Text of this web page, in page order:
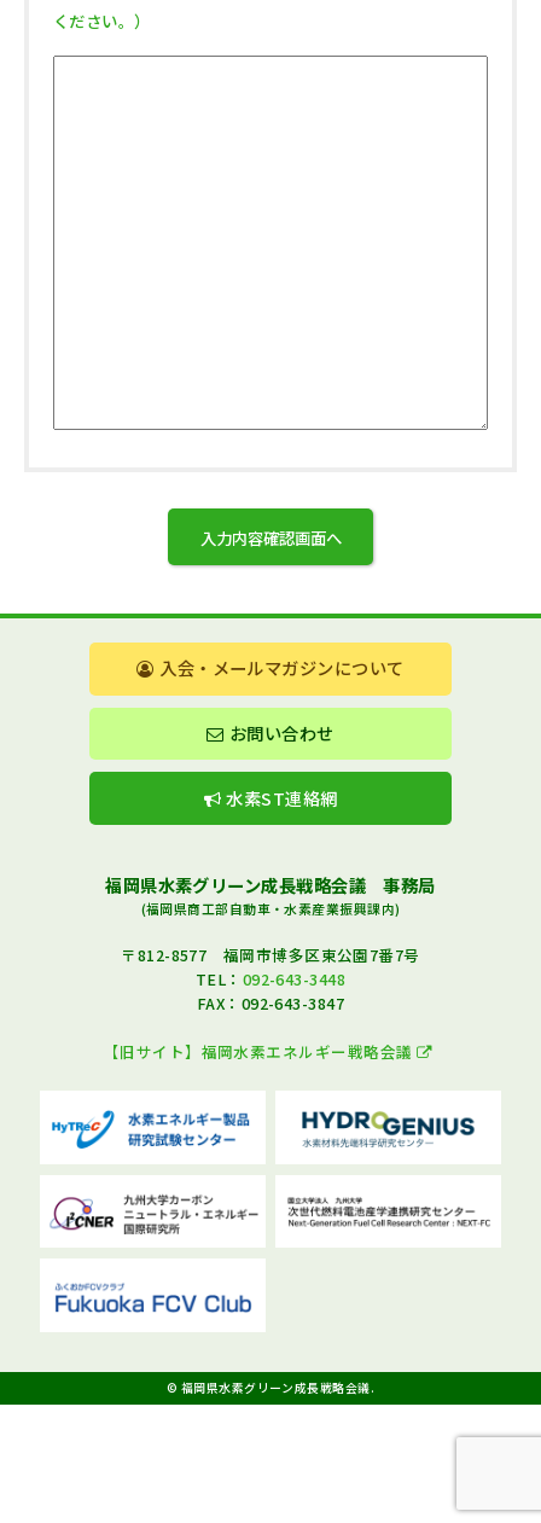
ください。）
入会・メールマガジンについて
お問い合わせ
水素ST連絡網
福岡県水素グリーン成長戦略会議 事務局
(福岡県商工部自動車・水素産業振興課内)
〒812-8577 福岡市博多区東公園7番7号
TEL： 092-643-3448
FAX：092-643-3847
【旧サイト】福岡水素エネルギー戦略会議
© 福岡県水素グリーン成長戦略会議.